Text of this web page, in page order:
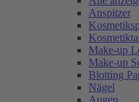
Anspitzer
Make-up
Make-up
Blotting
Nägel
Augen